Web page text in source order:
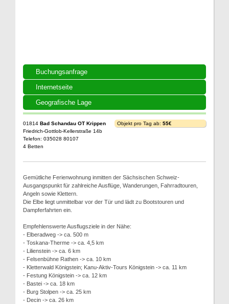
Buchungsanfrage
Internetseite
Geografische Lage
01814 Bad Schandau OT Krippen
Friedrich-Gottlob-Kellerstraße 14b
Telefon: 035028 80107
4 Betten
Objekt pro Tag ab: 55€
Gemütliche Ferienwohnung inmitten der Sächsischen Schweiz-
Ausgangspunkt für zahlreiche Ausflüge, Wanderungen, Fahrradtouren,
Angeln sowie Klettern.
Die Elbe liegt unmittelbar vor der Tür und lädt zu Bootstouren und
Dampferfahrten ein.
Empfehlenswerte Ausflugsziele in der Nähe:
- Elberadweg -> ca. 500 m
- Toskana-Therme -> ca. 4,5 km
- Lilienstein -> ca. 6 km
- Felsenbühne Rathen -> ca. 10 km
- Kletterwald Königstein; Kanu-Aktiv-Tours Königstein -> ca. 11 km
- Festung Königstein -> ca. 12 km
- Bastei -> ca. 18 km
- Burg Stolpen -> ca. 25 km
- Decin -> ca. 26 km